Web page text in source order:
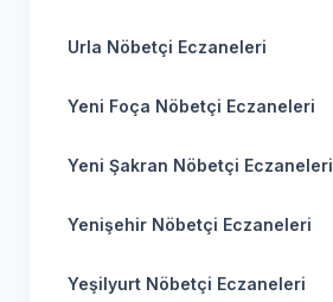
Urla Nöbetçi Eczaneleri
Yeni Foça Nöbetçi Eczaneleri
Yeni Şakran Nöbetçi Eczaneleri
Yenişehir Nöbetçi Eczaneleri
Yeşilyurt Nöbetçi Eczaneleri